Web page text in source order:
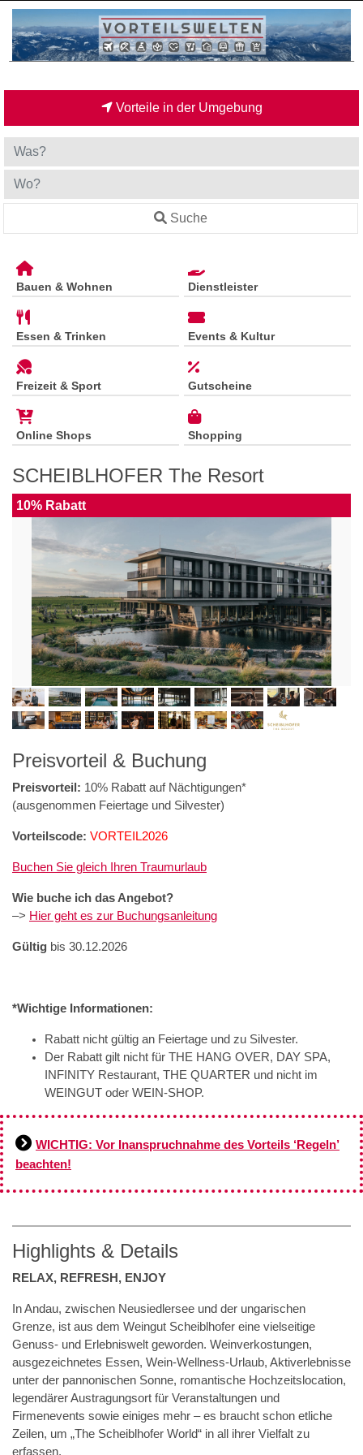
Vorteile in der Umgebung
Suche
Bauen & Wohnen Dienstleister
Essen & Trinken Events & Kultur
Freizeit & Sport Gutscheine
Online Shops Shopping
SCHEIBLHOFER The Resort
10% Rabatt
Preisvorteil & Buchung
Preisvorteil: 10% Rabatt auf Nächtigungen*
(ausgenommen Feiertage und Silvester)
Vorteilscode: VORTEIL2026
Buchen Sie gleich Ihren Traumurlaub
Wie buche ich das Angebot?
–> Hier geht es zur Buchungsanleitung
Gültig bis 30.12.2026
*Wichtige Informationen:
Rabatt nicht gültig an Feiertage und zu Silvester.
Der Rabatt gilt nicht für THE HANG OVER, DAY SPA,
INFINITY Restaurant, THE QUARTER und nicht im
WEINGUT oder WEIN-SHOP.
WICHTIG: Vor Inanspruchnahme des Vorteils ‘Regeln’
beachten!
Highlights & Details
RELAX, REFRESH, ENJOY
In Andau, zwischen Neusiedlersee und der ungarischen
Grenze, ist aus dem Weingut Scheiblhofer eine vielseitige
Genuss- und Erlebniswelt geworden. Weinverkostungen,
ausgezeichnetes Essen, Wein-Wellness-Urlaub, Aktiverlebnisse
unter der pannonischen Sonne, romantische Hochzeitslocation,
legendärer Austragungsort für Veranstaltungen und
Firmenevents sowie einiges mehr – es braucht schon etliche
Zeilen, um „The Scheiblhofer World“ in all ihrer Vielfalt zu
erfassen.